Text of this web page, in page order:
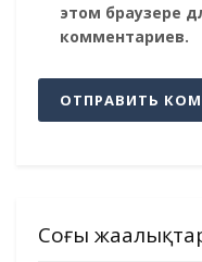
этом браузере
комментариев.
Соңғы